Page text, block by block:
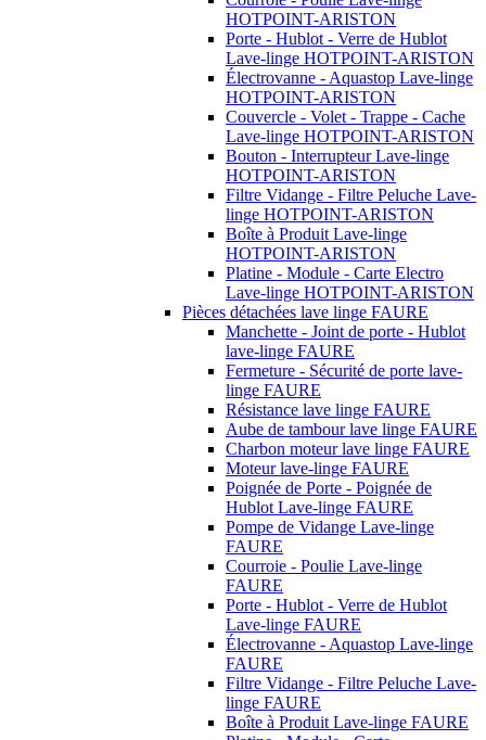
HOTPOINT-ARISTON
Porte - Hublot - Verre de Hublot
Lave-linge HOTPOINT-ARISTON
Électrovanne - Aquastop Lave-linge
HOTPOINT-ARISTON
Couvercle - Volet - Trappe - Cache
Lave-linge HOTPOINT-ARISTON
Bouton - Interrupteur Lave-linge
HOTPOINT-ARISTON
Filtre Vidange - Filtre Peluche Lave-
linge HOTPOINT-ARISTON
Boîte à Produit Lave-linge
HOTPOINT-ARISTON
Platine - Module - Carte Electro
Lave-linge HOTPOINT-ARISTON
Pièces détachées lave linge FAURE
Manchette - Joint de porte - Hublot
lave-linge FAURE
Fermeture - Sécurité de porte lave-
linge FAURE
Résistance lave linge FAURE
Aube de tambour lave linge FAURE
Charbon moteur lave linge FAURE
Moteur lave-linge FAURE
Poignée de Porte - Poignée de
Hublot Lave-linge FAURE
Pompe de Vidange Lave-linge
FAURE
Courroie - Poulie Lave-linge
FAURE
Porte - Hublot - Verre de Hublot
Lave-linge FAURE
Électrovanne - Aquastop Lave-linge
FAURE
Filtre Vidange - Filtre Peluche Lave-
linge FAURE
Boîte à Produit Lave-linge FAURE